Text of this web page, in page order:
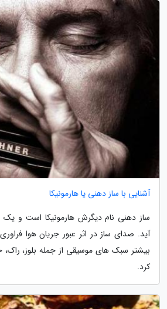
آشنایی با ساز دهنی یا هارمونیکا
ساز دهنی نام دیگرش هارمونیکا است و
آید. صدای ساز در اثر عبور جریان هوا
بیشتر سبک های موسیقی از جمله بلوز، راک،
کرد.